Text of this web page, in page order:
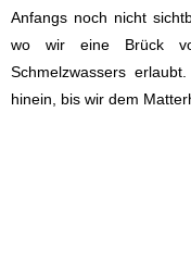
Anfangs noch nicht
wo wir eine Brück
Schmelzwassers
hinein, bis wir dem